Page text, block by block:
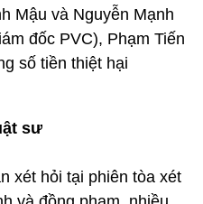
Mậu và Nguyễn Mạnh
đốc PVC), Phạm Tiến
số tiền thiệt hại
sư
xét hỏi tại phiên tòa xét